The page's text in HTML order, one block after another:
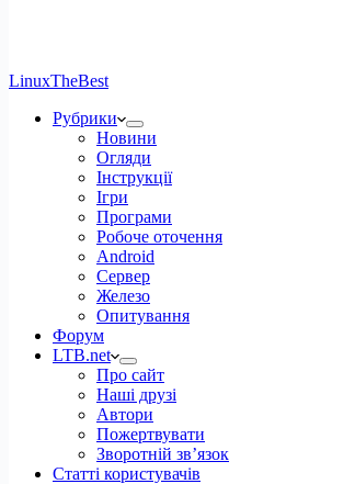
LinuxTheBest
Рубрики
Новини
Огляди
Інструкції
Ігри
Програми
Робоче оточення
Android
Сервер
Железо
Опитування
Форум
LTB.net
Про сайт
Наші друзі
Автори
Пожертвувати
Зворотній зв’язок
Статті користувачів